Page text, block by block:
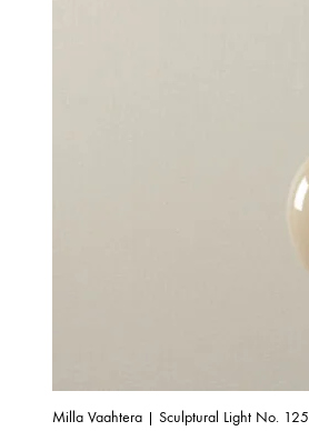
Milla Vaahtera | Sculptural Light No. 125